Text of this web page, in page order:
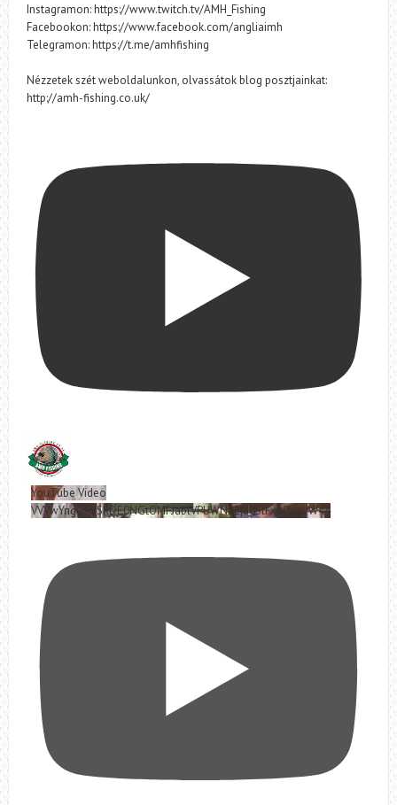
Instagramon: https://www.twitch.tv/AMH_Fishing
Facebookon: https://www.facebook.com/angliaimh
Telegramon: https://t.me/amhfishing
Nézzetek szét weboldalunkon, olvassátok blog posztjainkat:
http://amh-fishing.co.uk/
YouTube Video
VVVwYngyRjVSRDE0NGtOMFJablVPUWNBLjd0SlFxa0VoUW44